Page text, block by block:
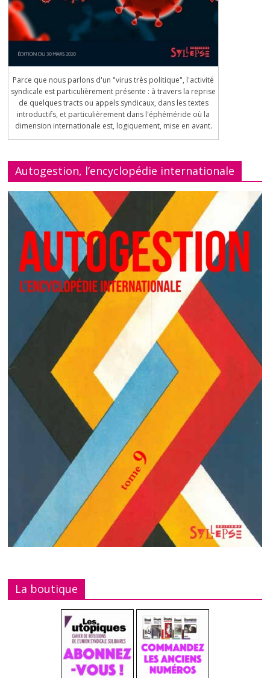
Parce que nous parlons d'un "virus très politique", l'activité
syndicale est particulièrement présente : à travers la reprise
de quelques tracts ou appels syndicaux, dans les textes
introductifs, et particulièrement dans l'éphéméride où la
dimension internationale est, logiquement, mise en avant.
Autogestion, l’encyclopédie internationale
La boutique